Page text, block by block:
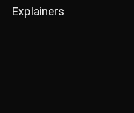
Explainers